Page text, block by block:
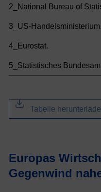
2_National Bureau of
3_US-Handelsministerium.
4_Eurostat.
5_Statistisches
Tabelle
Europas
Gegenwind